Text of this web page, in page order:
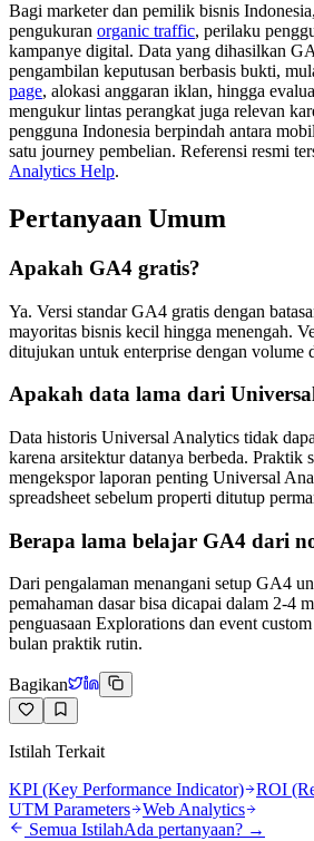
Bagi marketer dan pemilik bisnis
pengukuran organic traffic, perilaku
kampanye digital. Data yang dihasilkan
pengambilan keputusan berbasis bukti,
page, alokasi anggaran iklan, hingga
mengukur lintas perangkat juga relevan
pengguna Indonesia berpindah antara
satu journey pembelian. Referensi resmi
Analytics Help.
Pertanyaan Umum
Apakah GA4 gratis?
Ya. Versi standar GA4 gratis dengan
mayoritas bisnis kecil hingga menengah.
ditujukan untuk enterprise dengan volume
Apakah data lama dari
Data historis Universal Analytics tidak
karena arsitektur datanya berbeda. Praktik
mengekspor laporan penting Universal
spreadsheet sebelum properti ditutup
Berapa lama belajar GA4 dari
Dari pengalaman menangani setup GA4
pemahaman dasar bisa dicapai dalam 2-4
penguasaan Explorations dan event
bulan praktik rutin.
Bagikan
Istilah Terkait
KPI (Key Performance Indicator)
ROI
UTM Parameters
Web Analytics
Semua IstilahAda pertanyaan? →